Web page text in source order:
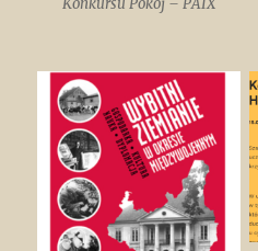
Konkursu Pokój – PAIX